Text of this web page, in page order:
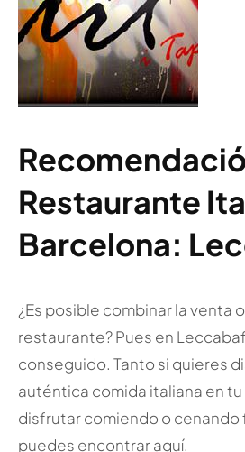
Restaurante
Barcelona:
¿Es posible combinar la venta
restaurante? Pues en
conseguido. Tanto si quieres
auténtica comida italiana en
disfrutar comiendo o cenando
puedes encontrar aquí.